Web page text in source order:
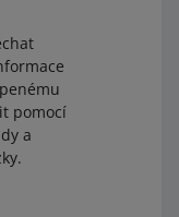
pomocí
a